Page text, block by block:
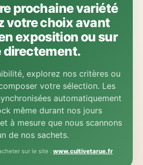
prochaine variété
votre choix avant
exposition ou sur
directement.
explorez nos critères ou
votre sélection. Les
automatiquement
même durant nos jours
à mesure que nous scannons
de nos sachets.
sur le site : www.cultivetarue.fr